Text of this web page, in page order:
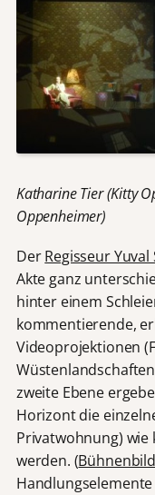
Katharine Tier (Kitty
Oppenheimer)
DerRegisseur Yuval
Akte ganz
hinter einem
kommentierende,
Videoprojektionen
zweite Ebene
Horizont die
Privatwohnung) wie
werden. (